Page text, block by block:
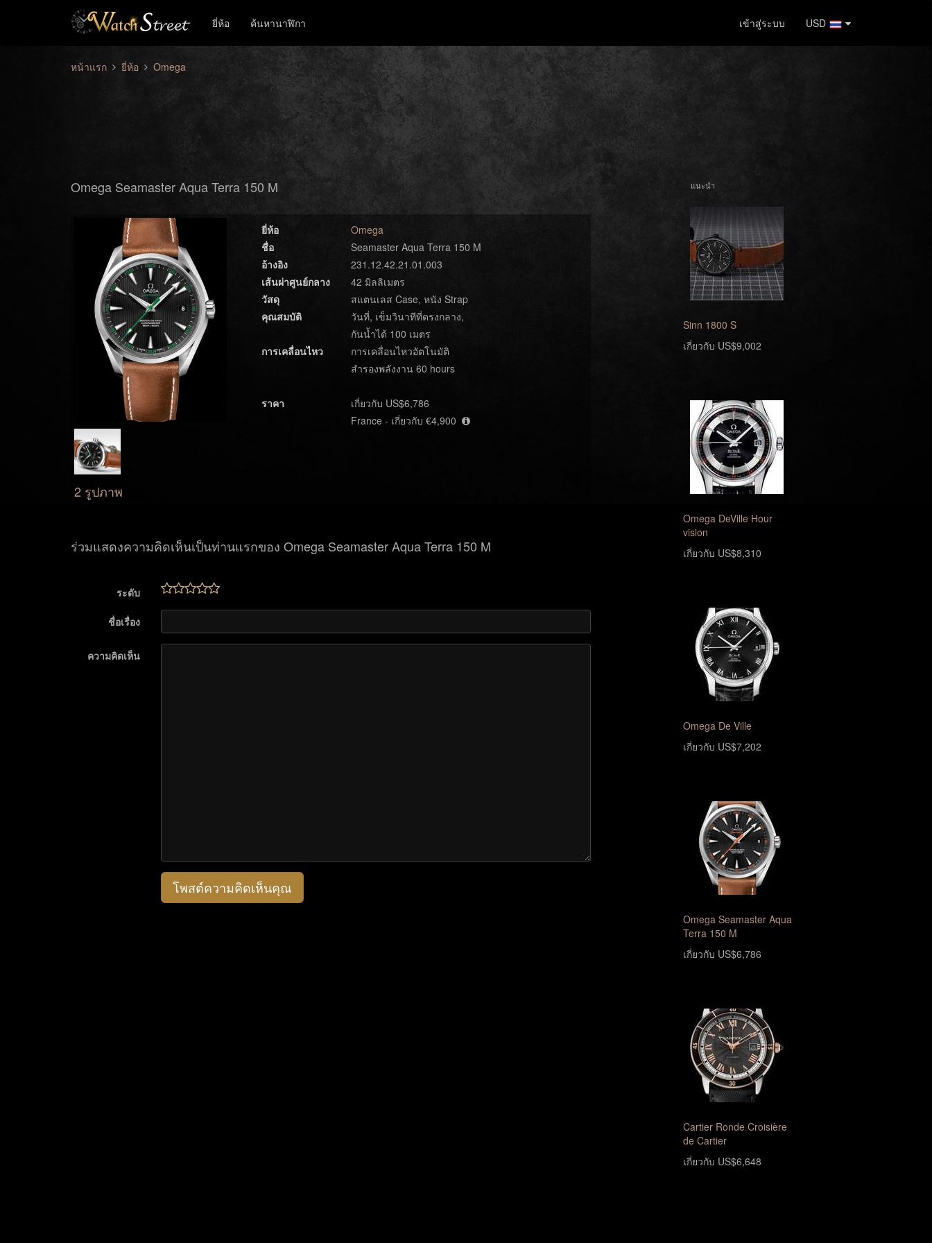
ยี่ห้อ ค้นหานาฬิกา เข้าสู่ระบบ USD
หน้าแรก ยี่ห้อ Omega
Omega Seamaster Aqua Terra 150 M
2 รูปภาพ
ยี่ห้อ
Omega
ชื่อ
Seamaster Aqua Terra 150 M
อ้างอิง
231.12.42.21.01.003
เส้นผ่าศูนย์กลาง
42 มิลลิเมตร
วัสดุ
สแตนเลส Case, หนัง Strap
คุณสมบัติ
วันที่, เข็มวินาทีที่ตรงกลาง,
กันน้ำได้ 100 เมตร
การเคลื่อนไหว
การเคลื่อนไหวอัตโนมัติ
สำรองพลังงาน 60 hours
ราคา
เกี่ยวกับ US$6,786
France - เกี่ยวกับ €4,900
ร่วมแสดงความคิดเห็นเป็นท่านแรกของ Omega Seamaster Aqua Terra 150 M
ระดับ
ชื่อเรื่อง
ความคิดเห็น
โพสต์ความคิดเห็นคุณ
แนะนำ
Sinn 1800 S
เกี่ยวกับ US$9,002
Omega DeVille Hour
vision
เกี่ยวกับ US$8,310
Omega De Ville
เกี่ยวกับ US$7,202
Omega Seamaster Aqua
Terra 150 M
เกี่ยวกับ US$6,786
Cartier Ronde Croisière
de Cartier
เกี่ยวกับ US$6,648